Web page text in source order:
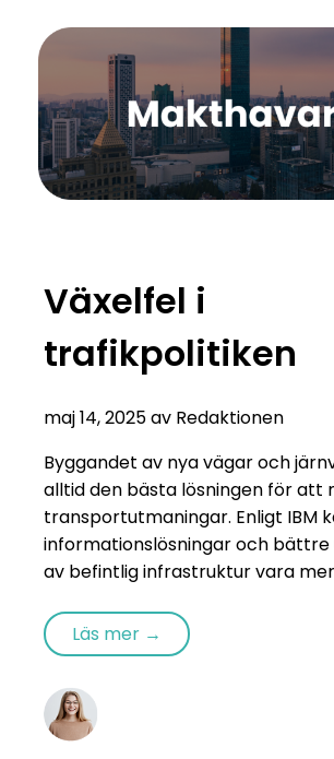
Växelfel i
trafikpolitiken
maj 14, 2025 av Redaktionen
Byggandet av nya vägar och
alltid den bästa lösningen för att
transportutmaningar. Enligt IBM
informationslösningar och
av befintlig infrastruktur vara
Läs mer →